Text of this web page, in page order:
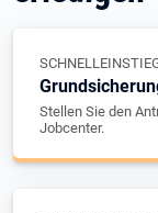
Stellen Sie den
Jobcenter.